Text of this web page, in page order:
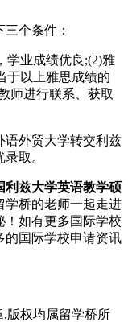
个条件：
业成绩优良;(2)雅
于以上雅思成绩的
师进行联系、获取
语外贸大学转交利兹
取。
兹大学英语教学硕
学桥的老师一起走进
！如有更多国际学校
的国际学校申请资讯
版权均属留学桥所